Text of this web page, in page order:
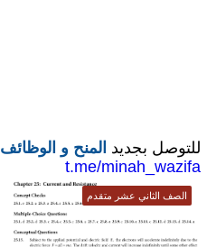
للتوصل بجديد المنح و الوظائف
t.me/minah_wazifa
الصف الثاني عشر متقدم